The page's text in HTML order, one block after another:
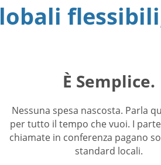
È Semplice.
Nessuna spesa nascosta. Parla
per tutto il tempo che vuoi. I
chiamate in conferenza pagano
standard locali.